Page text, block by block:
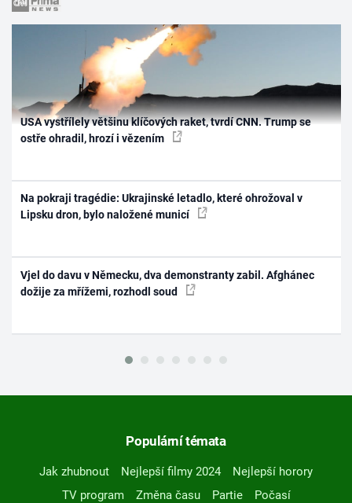
USA vystřílely většinu klíčových raket, tvrdí CNN. Trump se
ostře ohradil, hrozí i vězením
Na pokraji tragédie: Ukrajinské letadlo, které ohrožoval v
Lipsku dron, bylo naložené municí
Vjel do davu v Německu, dva demonstranty zabil. Afghánec
dožije za mřížemi, rozhodl soud
Populární témata
Jak zhubnout Nejlepší filmy 2024
Nejlepší horory
TV program
Změna času Partie
Počasí